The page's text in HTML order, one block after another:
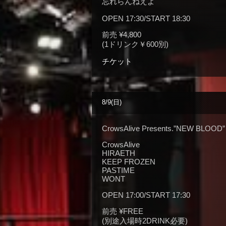
OPEN 17:30/START 18:30
前売 ¥4,800
(1ドリンク￥600別)
チケット
8/9(日)
CrowsAlive Presents.”NEW BLOOD”
CrowsAlive
HIRAETH
KEEP FROZEN
PASTIME
WONT
OPEN 17:00/START 17:30
前売 ¥FREE
(別途入場時2DRINK必要)